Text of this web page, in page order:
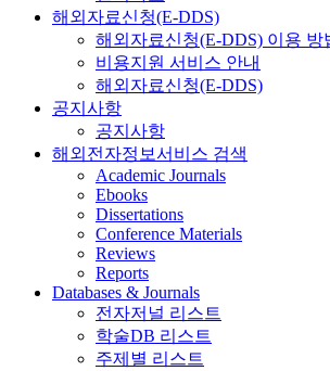
해외자료신청(E-DDS)
해외자료신청(E-DDS) 이용 방
비용지원 서비스 안내
해외자료신청(E-DDS)
공지사항
공지사항
해외전자정보서비스 검색
Academic Journals
Ebooks
Dissertations
Conference Materials
Reviews
Reports
Databases & Journals
전자저널 리스트
학술DB 리스트
주제별 리스트